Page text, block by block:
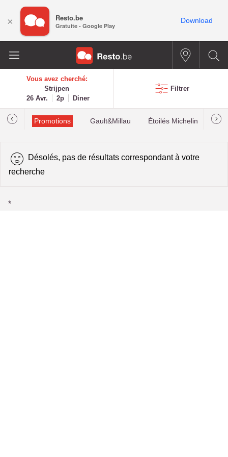
Vous avez cherché:
Strijpen
26 Avr.
2p Diner
Filtrer
Promotions Gault&Millau Étoilés Michelin
Désolés, pas de résultats correspondant à votre
recherche
*
× Resto.be
Gratuite - Google Play
Download